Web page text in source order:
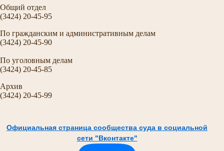
Общий отдел
(3424) 20-45-95
По гражданским и административным делам
(3424) 20-45-90
По уголовным делам
(3424) 20-45-85
Архив
(3424) 20-45-99
Официальная страница сообщества суда в социальной
сети "Вконтакте"